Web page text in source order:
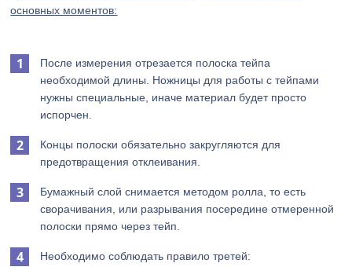
основных моментов:
После измерения отрезается полоска тейпа
необходимой длины. Ножницы для работы с тейпами
нужны специальные, иначе материал будет просто
испорчен.
Концы полоски обязательно закругляются для
предотвращения отклеивания.
Бумажный слой снимается методом ролла, то есть
сворачивания, или разрывания посередине отмеренной
полоски прямо через тейп.
Необходимо соблюдать правило третей: